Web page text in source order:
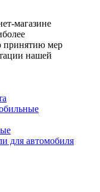
магазине
мер
нашей
для автомобиля